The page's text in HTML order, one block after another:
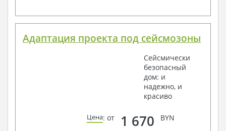
Адаптация проекта под сейсмозоны
Сейсмически
безопасный
дом: и
надежно, и
красиво
Цена: от 1 670 BYN